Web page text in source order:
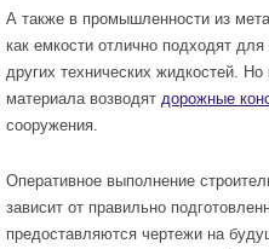
А также в промышленности из
как емкости отлично подходят
других технических жидкостей.
материала возводят дорожные
сооружения.
Оперативное выполнение
зависит от правильно
предоставляются чертежи на